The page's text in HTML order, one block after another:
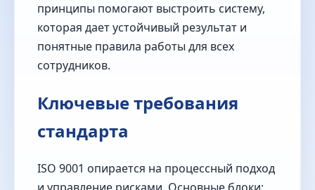
принципы помогают выстроить систему,
которая дает устойчивый результат и
понятные правила работы для всех
сотрудников.
Ключевые требования
стандарта
ISO 9001 опирается на процессный подход